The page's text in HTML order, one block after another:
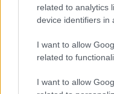
related to analytics
device identifiers in
I want to allow
related to
I want to allow
STEVEN SATER
szerte
Doll, Umbrage,
Asylum, Murder
Lost Wings), s ő